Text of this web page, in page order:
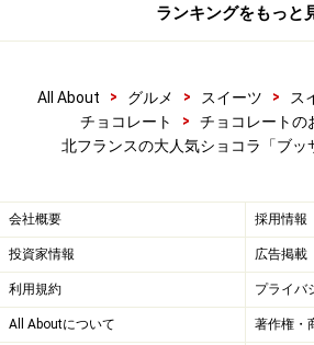
本店とファクトリーに近い「ル・
ジュ」までは、パリからTGVで約2
ファクトリーから車で20分、まずは
した。
イースターシーズンなのでイースター
ランキングをもっと
All About > グルメ > スイーツ > ス
チョコレート
> チョコレートの
北フランスの大人気ショコラ「ブッ
会社概要 採用情報
投資家情報 広告掲載
利用規約 プライバ
All Aboutについて 著作権・